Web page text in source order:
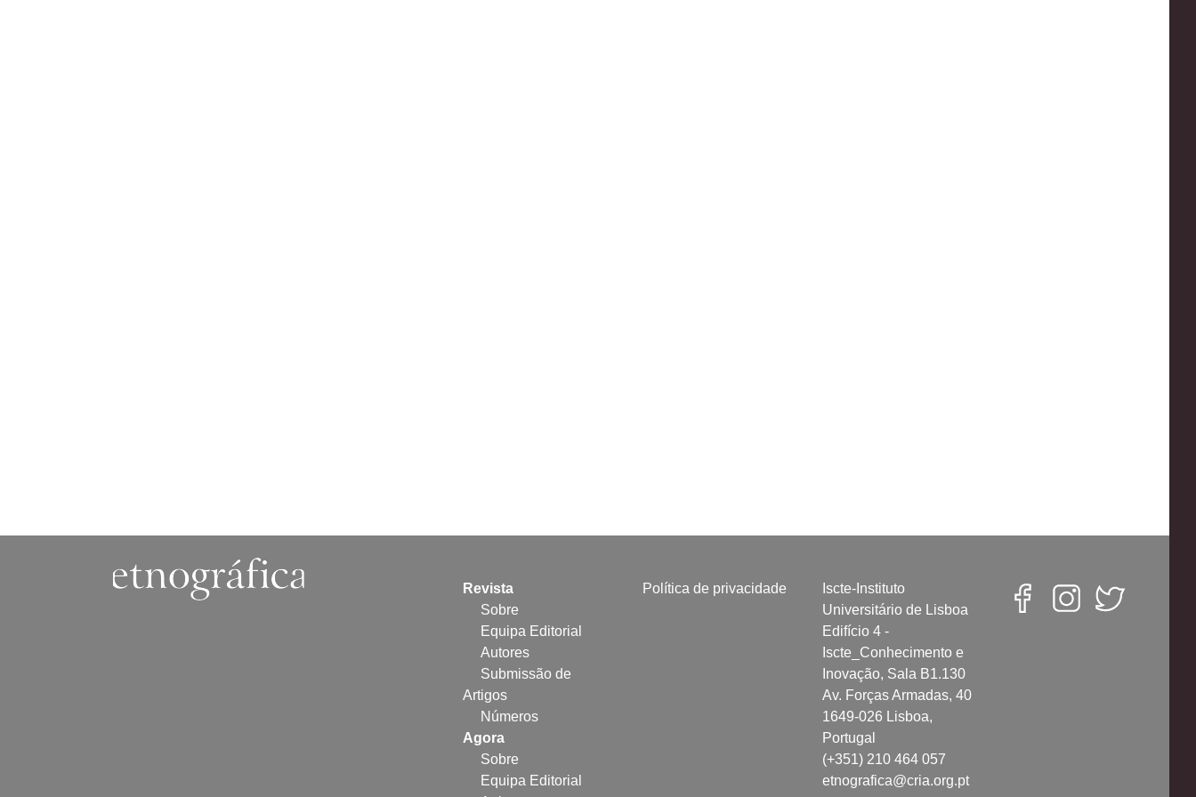
Revista
Sobre
Equipa Editorial
Autores
Submissão de
Artigos
Números
Agora
Sobre
Equipa Editorial
Política de privacidade
Iscte-Instituto
Universitário de Lisboa
Edifício 4 -
Iscte_Conhecimento e
Inovação, Sala B1.130
Av. Forças Armadas, 40
1649-026 Lisboa,
Portugal
(+351) 210 464 057
etnografica@cria.org.pt